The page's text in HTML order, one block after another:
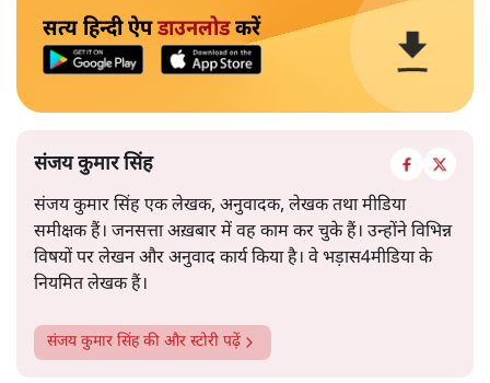
सत्य हिन्दी ऐपडाउनलोडकरें
संजय कुमार सिंह
संजय कुमार सिंह एक लेखक, अनुवादक, लेखक तथा मीडिया
समीक्षक हैं। जनसत्ता अख़बार में वह काम कर चुके हैं। उन्होंने विभिन्न
विषयों पर लेखन और अनुवाद कार्य किया है। वे भड़ास4मीडिया के
नियमित लेखक हैं।
संजय कुमार सिंहकी और स्टोरी पढ़ें